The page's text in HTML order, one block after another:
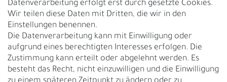
Kontakt
Über uns
Rückgabe
Gürtelgröße messen
Garantie
Datenverarbeitung erfolgt erst durch gesetzte Cookies.
Wir teilen diese Daten mit Dritten, die wir in den
Einstellungen benennen.
Die Datenverarbeitung kann mit Einwilligung oder
aufgrund eines berechtigten Interesses erfolgen. Die
Zustimmung kann erteilt oder abgelehnt werden. Es
besteht das Recht, nicht einzuwilligen und die Einwilligung